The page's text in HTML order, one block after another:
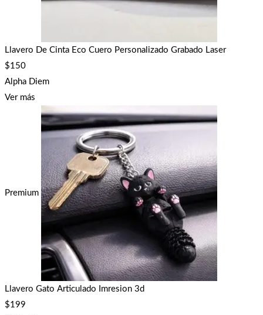
Llavero De Cinta Eco Cuero Personalizado Grabado Laser
$150
Alpha Diem
Ver más
Premium
Llavero Gato Articulado Imresion 3d
$199